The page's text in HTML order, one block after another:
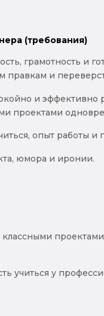
(требования)
грамотность и
правкам и
и эффективно
проектами
опыт работы и
юмора и иронии.
классными
учиться у